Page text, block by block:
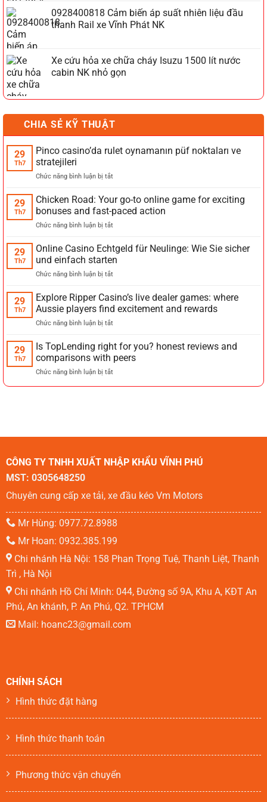
0928400818 Cảm biến áp suất nhiên liệu đầu
thanh Rail xe Vĩnh Phát NK
Xe cứu hỏa xe chữa cháy Isuzu 1500 lít nước
cabin NK nhỏ gọn
CHIA SẺ KỸ THUẬT
29
Th7
Pinco casino’da rulet oynamanın püf noktaları ve
stratejileri
Chức năng bình luận bị tắtở
casino’da
rulet
oynamanın
püf
ve
stratejileri
29
Th7
Chicken Road: Your go-to online game for exciting
bonuses and fast-paced action
Chức năng bình luận bị tắtở
Road:
Your
go-
to
game
for
bonuses
fast-
paced
29
Th7
Online Casino Echtgeld für Neulinge: Wie Sie sicher
und einfach starten
Chức năng bình luận bị tắtở
Casino
Echtgeld
für
Neulinge:
Sie
sicher
und
einfach
starten
29
Th7
Explore Ripper Casino’s live dealer games: where
Aussie players find excitement and rewards
Chức năng bình luận bị tắtở
Ripper
Casino’s
live
dealer
29
Th7
Is TopLending right for you? honest reviews and
comparisons with peers
Chức năng bình luận bị tắtở
comparisons
CÔNG TY TNHH XUẤT NHẬP KHẨU VĨNH PHÚ
MST: 0305648250
Chuyên cung cấp xe tải, xe đầu kéo Vm Motors
Mr Hùng: 0977.72.8988
Mr Hoan: 0932.385.199
Chi nhánh Hà Nội: 158 Phan Trọng Tuệ, Thanh Liệt, Thanh
Trì , Hà Nội
Chi nhánh Hồ Chí Minh: 044, Đường số 9A, Khu A, KĐT An
Phú, An khánh, P. An Phú, Q2. TPHCM
Mail: hoanc23@gmail.com
CHÍNH SÁCH
Hình thức đặt hàng
Hình thức thanh toán
Phương thức vận chuyển